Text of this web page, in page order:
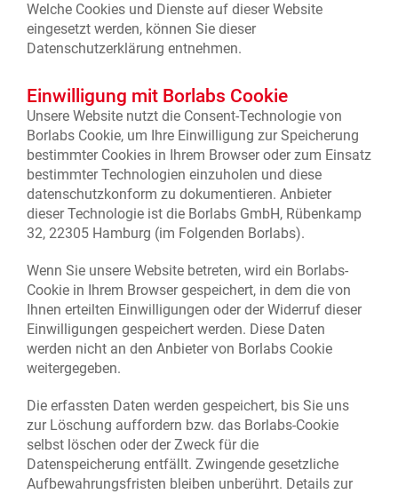
Welche Cookies und Dienste auf dieser Website
eingesetzt werden, können Sie dieser
Datenschutzerklärung entnehmen.
Einwilligung mit Borlabs Cookie
Unsere Website nutzt die Consent-Technologie von
Borlabs Cookie, um Ihre Einwilligung zur Speicherung
bestimmter Cookies in Ihrem Browser oder zum Einsatz
bestimmter Technologien einzuholen und diese
datenschutzkonform zu dokumentieren. Anbieter
dieser Technologie ist die Borlabs GmbH, Rübenkamp
32, 22305 Hamburg (im Folgenden Borlabs).
Wenn Sie unsere Website betreten, wird ein Borlabs-
Cookie in Ihrem Browser gespeichert, in dem die von
Ihnen erteilten Einwilligungen oder der Widerruf dieser
Einwilligungen gespeichert werden. Diese Daten
werden nicht an den Anbieter von Borlabs Cookie
weitergegeben.
Die erfassten Daten werden gespeichert, bis Sie uns
zur Löschung auffordern bzw. das Borlabs-Cookie
selbst löschen oder der Zweck für die
Datenspeicherung entfällt. Zwingende gesetzliche
Aufbewahrungsfristen bleiben unberührt. Details zur